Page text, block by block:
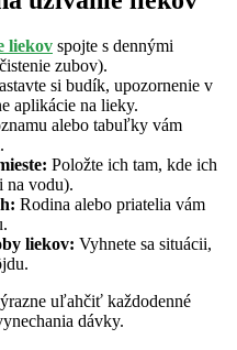
liekov spojte s dennými
zubov).
si budík, upozornenie v
aplikácie na lieky.
alebo tabuľky vám
Položte ich tam, kde ich
na vodu).
Rodina alebo priatelia vám
liekov: Vyhnete sa situácii,
uľahčiť každodenné
dávky.